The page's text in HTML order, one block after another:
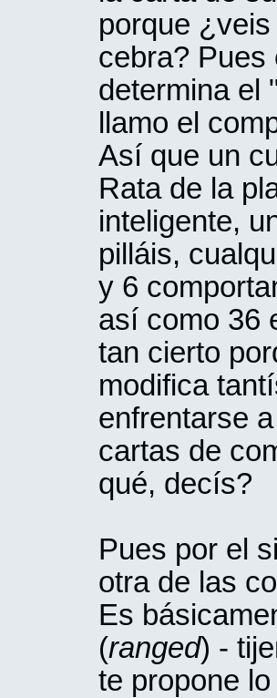
porque
cebra? Pues
determina el
llamo el
Así que un
Rata de la
inteligente,
pilláis,
y 6
así como 36
tan cierto
modifica
enfrentarse
cartas de
qué, decís?
Pues por el
otra de las
Es
(ranged) -
te propone